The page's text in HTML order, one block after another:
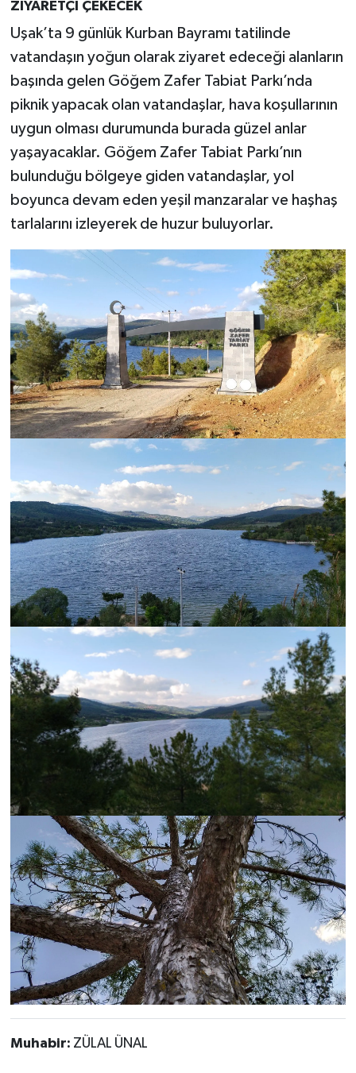
ZİYARETÇİ ÇEKECEK
Uşak’ta 9 günlük Kurban Bayramı tatilinde
vatandaşın yoğun olarak ziyaret edeceği alanların
başında gelen Göğem Zafer Tabiat Parkı’nda
piknik yapacak olan vatandaşlar, hava koşullarının
uygun olması durumunda burada güzel anlar
yaşayacaklar. Göğem Zafer Tabiat Parkı’nın
bulunduğu bölgeye giden vatandaşlar, yol
boyunca devam eden yeşil manzaralar ve haşhaş
tarlalarını izleyerek de huzur buluyorlar.
Muhabir: ZÜLAL ÜNAL